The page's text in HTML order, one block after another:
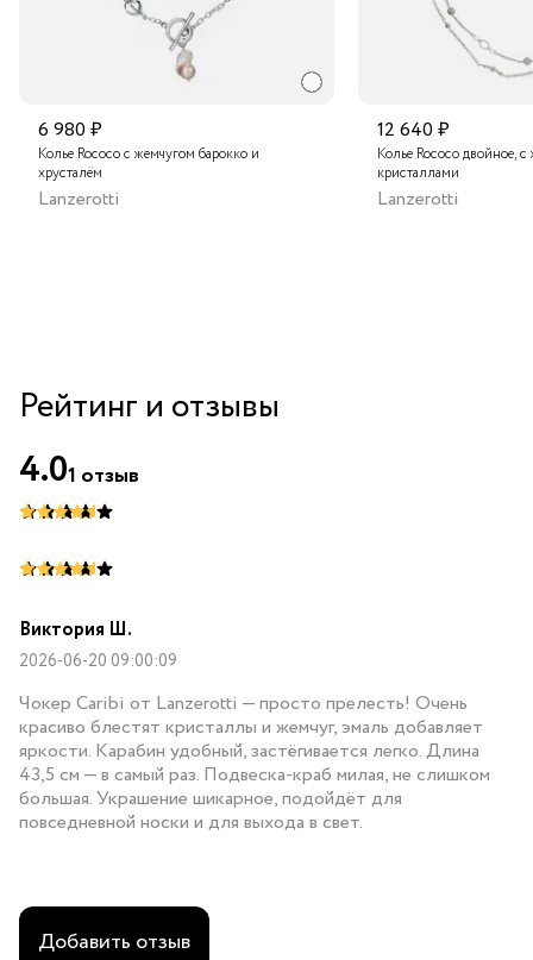
6 980 ₽
Колье Rococo с жемчугом барокко и
хрусталём
Lanzerotti
12 640 ₽
Колье Rococo двойное,
кристаллами
Lanzerotti
Рейтинг и отзывы
Виктория Ш.
2026-06-20 09:00:09
Чокер Caribi от Lanzerotti — просто прелесть! Очень
красиво блестят кристаллы и жемчуг, эмаль добавляет
яркости. Карабин удобный, застёгивается легко. Длина
43,5 см — в самый раз. Подвеска-краб милая, не слишком
большая. Украшение шикарное, подойдёт для
повседневной носки и для выхода в свет.
4.01 отзыв
Добавить отзыв